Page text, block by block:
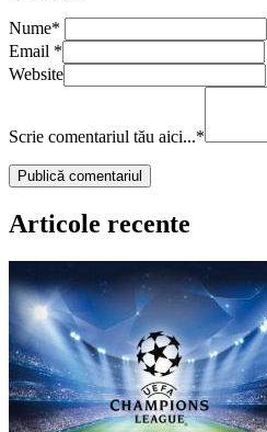
Nume*
Email *
Website
Scrie comentariul tău aici...*
Articole recente